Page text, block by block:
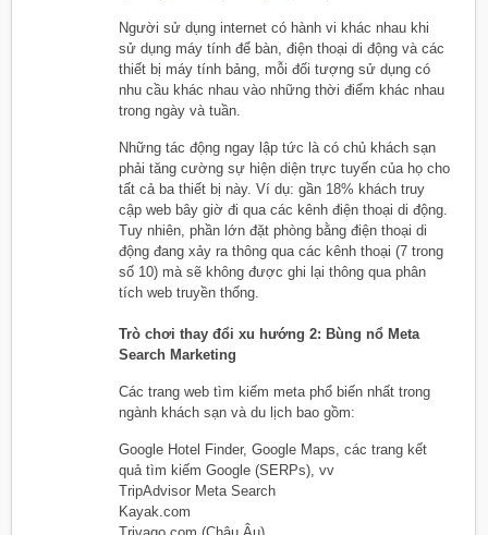
Người sử dụng internet có hành vi khác nhau khi
sử dụng máy tính để bàn, điện thoại di động và các
thiết bị máy tính bảng, mỗi đối tượng sử dụng có
nhu cầu khác nhau vào những thời điểm khác nhau
trong ngày và tuần.
Những tác động ngay lập tức là có chủ khách sạn
phải tăng cường sự hiện diện trực tuyến của họ cho
tất cả ba thiết bị này. Ví dụ: gần 18% khách truy
cập web bây giờ đi qua các kênh điện thoại di động.
Tuy nhiên, phần lớn đặt phòng bằng điện thoại di
động đang xảy ra thông qua các kênh thoại (7 trong
số 10) mà sẽ không được ghi lại thông qua phân
tích web truyền thống.
Trò chơi thay đổi xu hướng 2: Bùng nổ Meta
Search Marketing
Các trang web tìm kiếm meta phổ biến nhất trong
ngành khách sạn và du lịch bao gồm:
Google Hotel Finder, Google Maps, các trang kết
quả tìm kiếm Google (SERPs), vv
TripAdvisor Meta Search
Kayak.com